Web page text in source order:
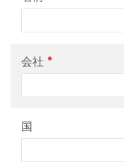
会社 *
国